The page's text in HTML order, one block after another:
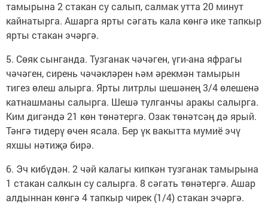
тамырына 2 стакан су салып, салмак утта 20 минут
кайнатырга. Ашарга ярты сәгать кала көнгә ике тапкыр
ярты стакан эчәргә.
5. Сөяк сынганда. Тузганак чәчәген, үги-ана яфрагы
чәчәген, сирень чәчәкләрен һәм әрекмән тамырын
тигез өлеш алырга. Ярты литрлы шешәнең 3/4 өлешенә
катнашманы салырга. Шешә тулганчы аракы салырга.
Ким дигәндә 21 көн төнәтергә. Озак төнәтсәң дә ярый.
Тәнгә тидерү өчен ясала. Бер үк вакытта мумиё эчү
яхшы нәтиҗә бирә.
6. Эч кибүдән. 2 чәй калагы кипкән тузганак тамырына
1 стакан салкын су салырга. 8 сәгать төнәтергә. Ашар
алдыннан көнгә 4 тапкыр чирек (1/4) стакан эчәргә.